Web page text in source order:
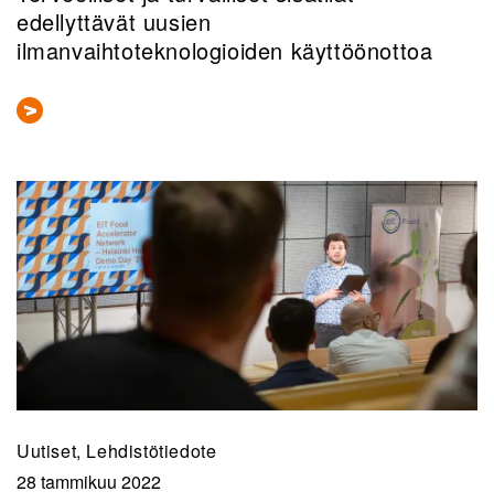
edellyttävät uusien
ilmanvaihtoteknologioiden käyttöönottoa
Uutiset, Lehdistötiedote
28 tammikuu 2022